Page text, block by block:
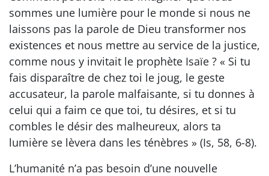
sommes une lumière pour le monde si nous ne
laissons pas la parole de Dieu transformer nos
existences et nous mettre au service de la justice,
comme nous y invitait le prophète Isaïe ? « Si tu
fais disparaître de chez toi le joug, le geste
accusateur, la parole malfaisante, si tu donnes à
celui qui a faim ce que toi, tu désires, et si tu
combles le désir des malheureux, alors ta
lumière se lèvera dans les ténèbres » (Is, 58, 6-8).
L’humanité n’a pas besoin d’une nouvelle